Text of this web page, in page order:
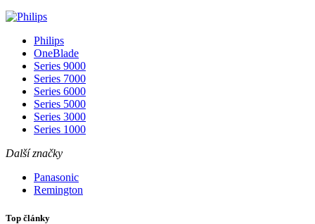
Philips
OneBlade
Series 9000
Series 7000
Series 6000
Series 5000
Series 3000
Series 1000
Další značky
Panasonic
Remington
Top články